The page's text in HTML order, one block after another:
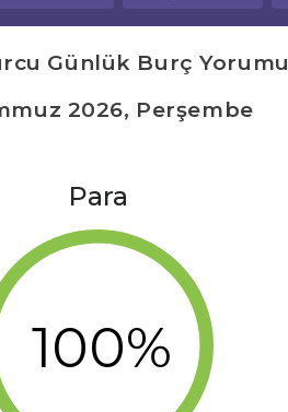
Günlük Burç Yorumu
2026, Perşembe
Para
100%